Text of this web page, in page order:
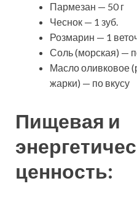
Пармезан — 50 г
Чеснок — 1 зуб.
Розмарин — 1
Соль (морская) —
Масло оливковое
жарки) — по вкусу
Пищевая и
ценность: